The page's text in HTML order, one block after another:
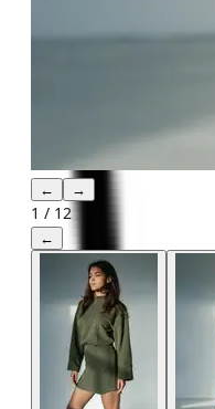
← →
1 / 12
←